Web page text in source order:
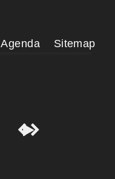
Agenda Sitemap
